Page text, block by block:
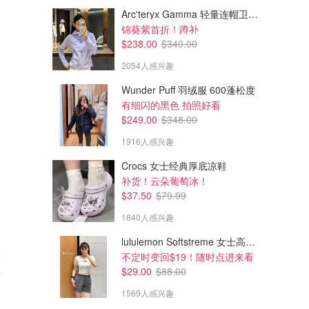
Arc'teryx Gamma 轻量连帽卫衣 女款
锦葵紫首折！蹲补
$238.00 $340.00
2054人感兴趣
Wunder Puff 羽绒服 600蓬松度
有细闪的黑色 拍照好看
$249.00 $348.00
1916人感兴趣
Crocs 女士经典厚底凉鞋
补货！云朵葡萄冰！
$37.50 $79.99
1840人感兴趣
lululemon Softstreme 女士高腰短裤 10cm
不定时变回$19！随时点进来看
$29.00 $88.00
1569人感兴趣